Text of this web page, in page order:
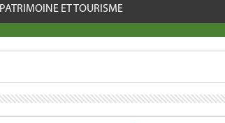
PATRIMOINE ET TOURISME